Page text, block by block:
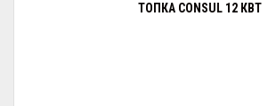
ТОПКА CONSUL 12 КВТ